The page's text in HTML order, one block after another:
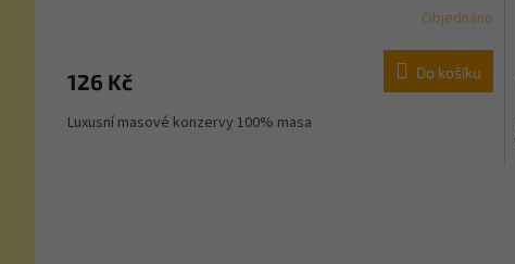
Objednáno
126 Kč Do košíku
Luxusní masové konzervy 100% masa